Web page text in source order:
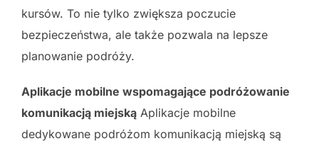
kursów. To nie tylko zwiększa poczucie
bezpieczeństwa, ale także pozwala na lepsze
planowanie podróży.
Aplikacje mobilne wspomagające podróżowanie
komunikacją miejską Aplikacje mobilne
dedykowane podróżom komunikacją miejską są